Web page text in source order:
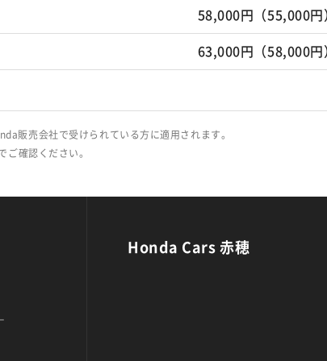
58,000円（55,000円
63,000円（58,000円
販売会社で受けられている方に適用されます。
ご確認ください。
Honda Cars 赤穂